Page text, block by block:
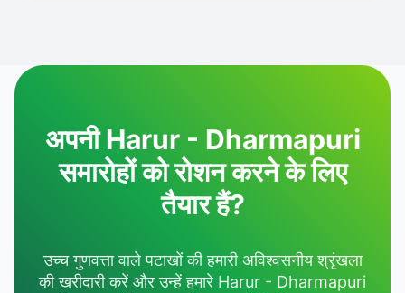
अपनी Harur - Dharmapuri
समारोहों को रोशन करने के लिए
तैयार हैं?
उच्च गुणवत्ता वाले पटाखों की हमारी अविश्वसनीय श्रृंखला
की खरीदारी करें और उन्हें हमारे Harur - Dharmapuri